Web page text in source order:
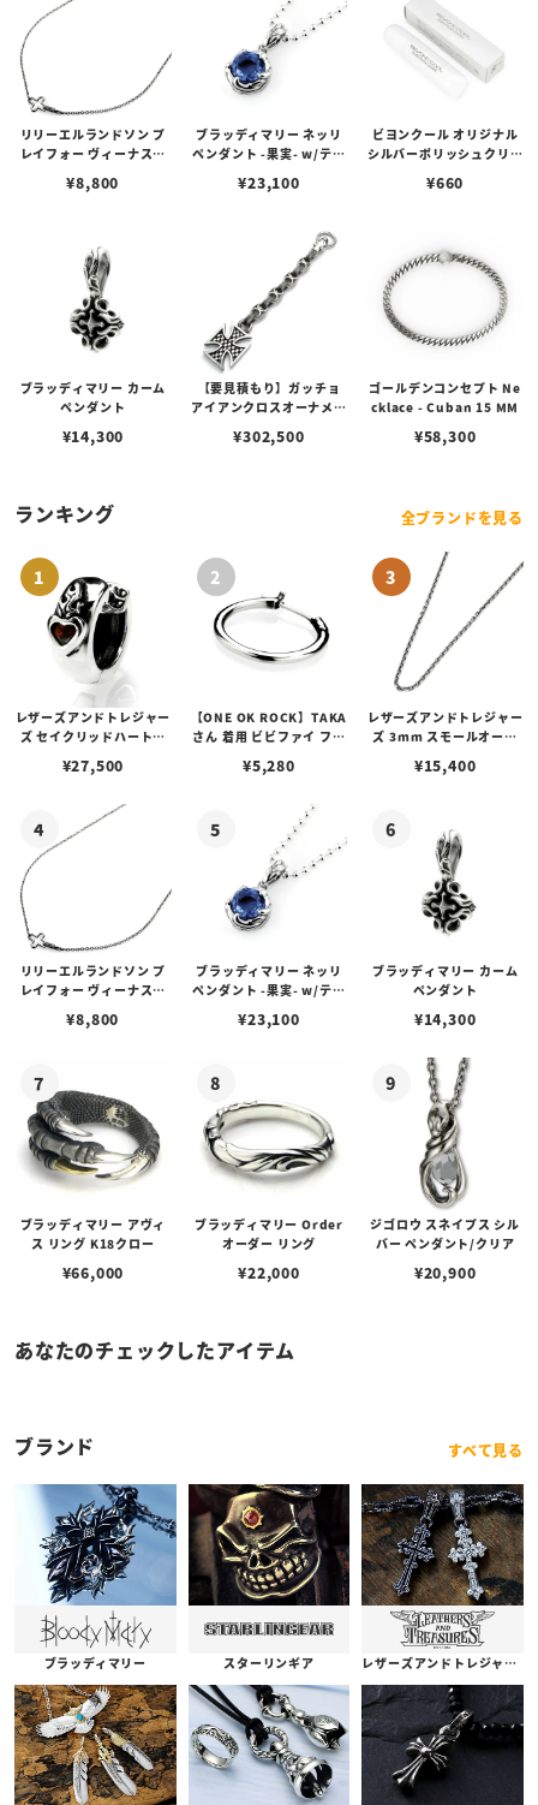
リリーエルランドソン プ
レイフォー ヴィーナスチ
¥8,800
ブラッディマリー ネッリ
ペンダント -果実- w/ティ
¥23,100
ビヨンクール オリジナル
シルバーポリッシュクリー
ュ）
¥660
ブラッディマリー カーム
ペンダント
¥14,300
【要見積もり】ガッチョ
アイアンクロスオーナメン
クスハンターノッカー Ve
¥302,500
ゴールデンコンセプト Ne
cklace - Cuban 15 MM
¥58,300
ランキング 全ブランドを見る
レザーズアンドトレジャー
ズ セイクリッドハートピ
¥27,500
【ONE OK ROCK】TAKA
さん 着用 ビビファイ フー
¥5,280
レザーズアンドトレジャー
ズ 3mm スモールオーバ
ブスタークラスプ＆LTロ
¥15,400
リリーエルランドソン プ
レイフォー ヴィーナスチ
¥8,800
ブラッディマリー ネッリ
ペンダント -果実- w/ティ
¥23,100
ブラッディマリー カーム
ペンダント
¥14,300
ブラッディマリー アヴィ
ス リング K18クロー
¥66,000
ブラッディマリー Order
オーダー リング
¥22,000
ジゴロウ スネイプス シル
バー ペンダント/クリア
¥20,900
あなたのチェックしたアイテム
ブランド すべて見る
ブラッディマリー スターリンギア レザーズアンドトレジャーズ